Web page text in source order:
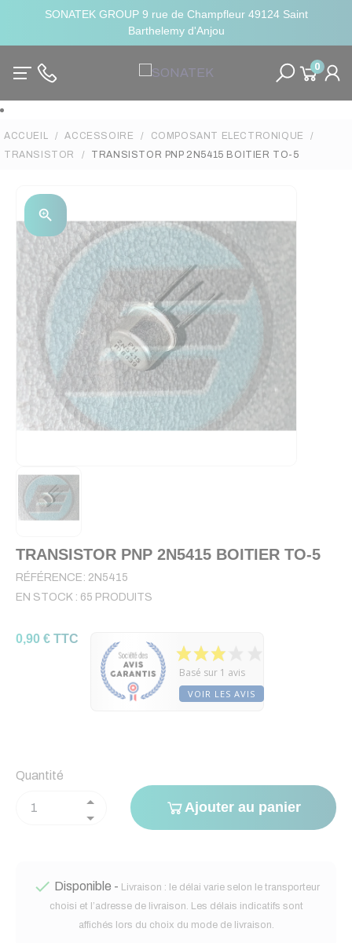
SONATEK GROUP 9 rue de Champfleur 49124 Saint
Barthelemy d'Anjou
0
ACCUEIL ACCESSOIRE
COMPOSANT ELECTRONIQUE
TRANSISTOR
TRANSISTOR PNP 2N5415 BOITIER TO-5
zoom_in
TRANSISTOR PNP 2N5415 BOITIER TO-5
RÉFÉRENCE: 2N5415
EN STOCK : 65 PRODUITS
0,90 € TTC
Basé sur 1 avis
VOIR LES AVIS
Quantité
Ajouter au panier
 Disponible - Livraison : le délai varie selon le transporteur
choisi et l’adresse de livraison. Les délais indicatifs sont
affichés lors du choix du mode de livraison.